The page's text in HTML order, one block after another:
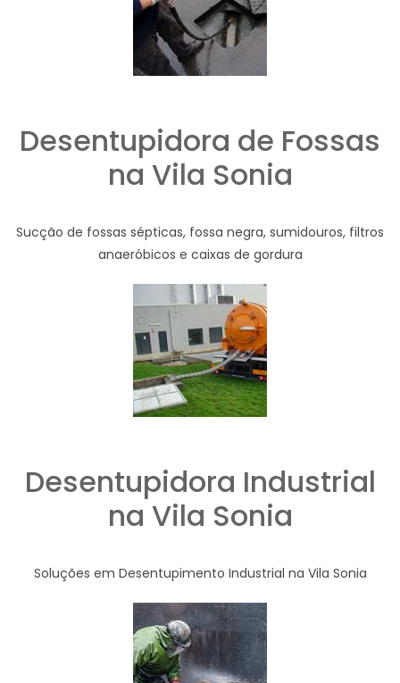
Desentupidora de Fossas
na Vila Sonia
Sucção de fossas sépticas, fossa negra, sumidouros, filtros
anaeróbicos e caixas de gordura
Desentupidora Industrial
na Vila Sonia
Soluções em Desentupimento Industrial na Vila Sonia